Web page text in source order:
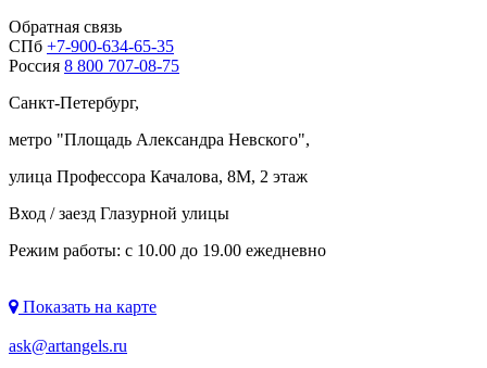
Обратная связь
СПб +7-900-634-65-35
Россия 8 800 707-08-75
Санкт-Петербург,
метро "Площадь Александра Невского",
улица Профессора Качалова, 8М, 2 этаж
Вход / заезд Глазурной улицы
Режим работы: с 10.00 до 19.00 ежедневно
Показать на карте
ask@artangels.ru